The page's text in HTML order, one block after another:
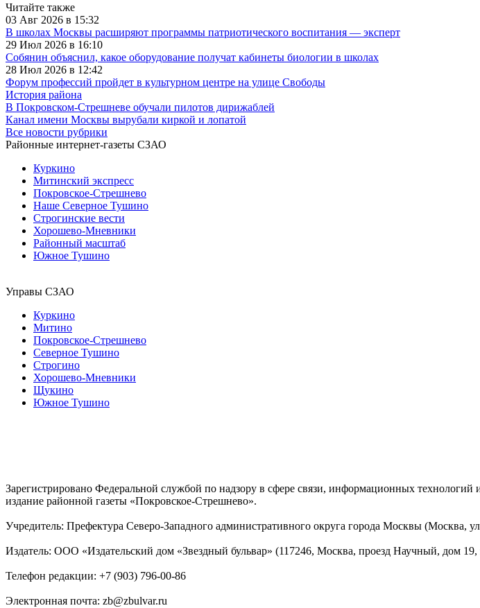
Читайте также
03 Авг 2026 в 15:32
В школах Москвы расширяют программы патриотического воспитания — эксперт
29 Июл 2026 в 16:10
Собянин объяснил, какое оборудование получат кабинеты биологии в школах
28 Июл 2026 в 12:42
Форум профессий пройдет в культурном центре на улице Свободы
История района
В Покровском-Стрешневе обучали пилотов дирижаблей
Канал имени Москвы вырубали киркой и лопатой
Все новости рубрики
Районные интернет-газеты СЗАО
Куркино
Митинский экспресс
Покровское-Стрешнево
Наше Северное Тушино
Строгинские вести
Хорошево-Мневники
Районный масштаб
Южное Тушино
Управы СЗАО
Куркино
Митино
Покровское-Стрешнево
Северное Тушино
Строгино
Хорошево-Мневники
Щукино
Южное Тушино
Зарегистрировано Федеральной службой по надзору в сфере связи, информационных
издание районной газеты «Покровское-Стрешнево».
Учредитель: Префектура Северо-Западного административного округа города Москвы (Москва,
Издатель: ООО «Издательский дом «Звездный бульвар» (117246, Москва, проезд Научный, дом
Телефон редакции: +7 (903) 796-00-86
Электронная почта: zb@zbulvar.ru